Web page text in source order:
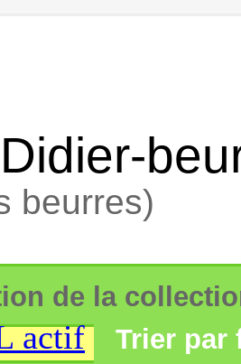
Didier-
beurres)
de la
actif
Trier par